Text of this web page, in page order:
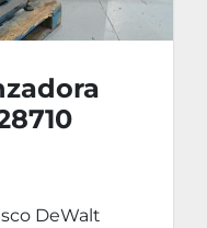
DeWalt